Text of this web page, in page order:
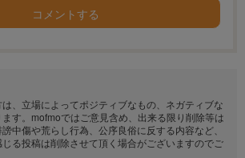
コメントする
、立場によってポジティブなもの、ネガティブな
す。mofmoではご意見含め、出来る限り削除等は
中傷や荒らし行為、公序良俗に反する内容など、
る投稿は削除させて頂く場合がございますのでご